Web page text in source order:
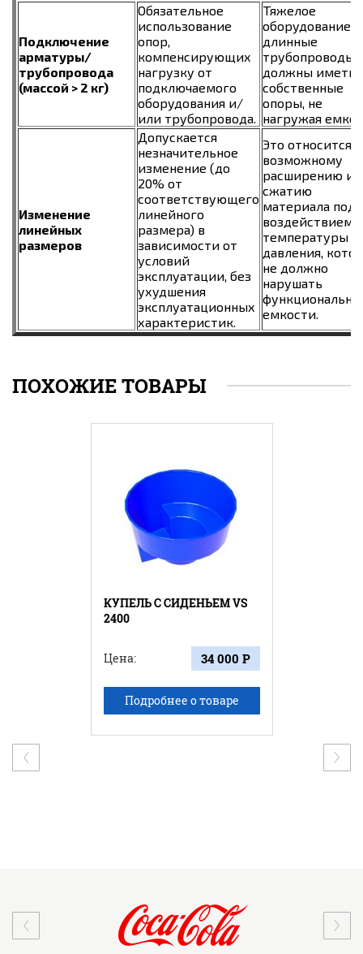
Подключение
арматуры/
трубопровода
(массой > 2 кг)
Обязательное
использование
опор,
компенсирующих
нагрузку от
подключаемого
оборудования и/
или трубопровода.
Тяжелое
оборудование
длинные
трубопроводы
должны иметь
собственные
опоры, не
нагружая
Изменение
линейных
размеров
Допускается
незначительное
изменение (до
20% от
соответствующего
линейного
размера) в
зависимости от
условий
эксплуатации, без
ухудшения
эксплуатационных
характеристик.
Это относится к
возможному
расширению
сжатию
материала под
воздействием
температуры
давления,
не должно
нарушать
емкости.
ПОХОЖИЕ ТОВАРЫ
КУПЕЛЬ С СИДЕНЬЕМ VS
2400
Цена: 34 000 Р
Подробнее о товаре